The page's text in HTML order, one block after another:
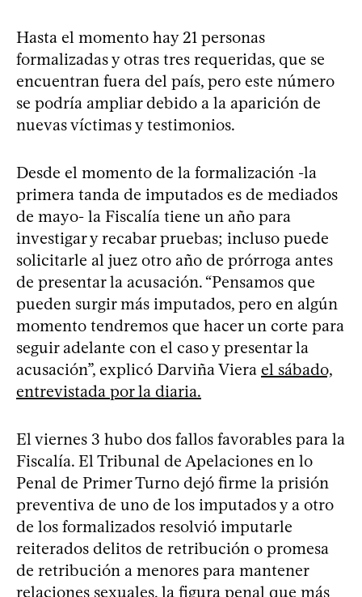
Hasta el momento hay 21 personas
formalizadas y otras tres requeridas, que se
encuentran fuera del país, pero este número
se podría ampliar debido a la aparición de
nuevas víctimas y testimonios.
Desde el momento de la formalización -la
primera tanda de imputados es de mediados
de mayo- la Fiscalía tiene un año para
investigar y recabar pruebas; incluso puede
solicitarle al juez otro año de prórroga antes
de presentar la acusación. “Pensamos que
pueden surgir más imputados, pero en algún
momento tendremos que hacer un corte para
seguir adelante con el caso y presentar la
acusación”, explicó Darviña Viera el sábado,
entrevistada por la diaria.
El viernes 3 hubo dos fallos favorables para la
Fiscalía. El Tribunal de Apelaciones en lo
Penal de Primer Turno dejó firme la prisión
preventiva de uno de los imputados y a otro
de los formalizados resolvió imputarle
reiterados delitos de retribución o promesa
de retribución a menores para mantener
relaciones sexuales, la figura penal que más